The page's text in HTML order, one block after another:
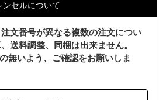
セルについて
文番号が異なる複数の注文につい
送料調整、同梱は出来ません。
無いよう、ご確認をお願いしま